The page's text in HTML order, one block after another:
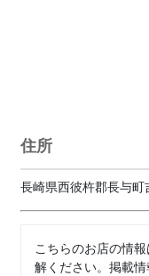
住所
長崎県西彼杵郡長与
こちらのお店の情
解ください。掲載